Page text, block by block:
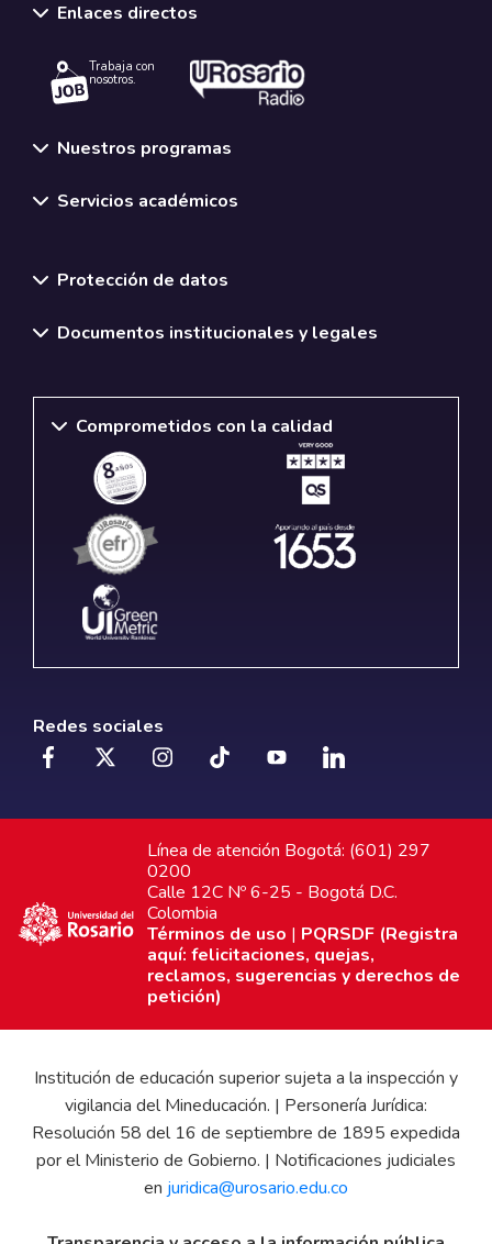
Enlaces directos
Trabaja con
nosotros.
Nuestros programas
Servicios académicos
Protección de datos
Documentos institucionales y legales
Comprometidos con la calidad
Redes sociales
Línea de atención Bogotá: (601) 297
0200
Calle 12C Nº 6-25 - Bogotá D.C.
Colombia
Términos de uso | PQRSDF (Registra
aquí: felicitaciones, quejas,
reclamos, sugerencias y derechos de
petición)
Institución de educación superior sujeta a la inspección y
vigilancia del Mineducación. | Personería Jurídica:
Resolución 58 del 16 de septiembre de 1895 expedida
por el Ministerio de Gobierno. | Notificaciones judiciales
en juridica@urosario.edu.co